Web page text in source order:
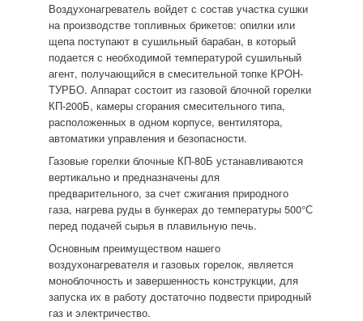
Воздухонагреватель войдет с состав участка сушки
на производстве топливных брикетов: опилки или
щепа поступают в сушильный барабан, в который
подается с необходимой температурой сушильный
агент, получающийся в смесительной топке КРОН-
ТУРБО. Аппарат состоит из газовой блочной горелки
КП-200Б, камеры сгорания смесительного типа,
расположенных в одном корпусе, вентилятора,
автоматики управления и безопасности.
Газовые горелки блочные КП-80Б устанавливаются
вертикально и предназначены для
предварительного, за счет сжигания природного
газа, нагрева руды в бункерах до температуры 500°С
перед подачей сырья в плавильную печь.
Основным преимуществом нашего
воздухонагревателя и газовых горелок, является
моноблочность и завершенность конструкции, для
запуска их в работу достаточно подвести природный
газ и электричество.